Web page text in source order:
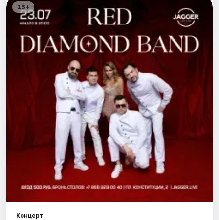
Выставки
Квесты
Артисты
16+
Концерт